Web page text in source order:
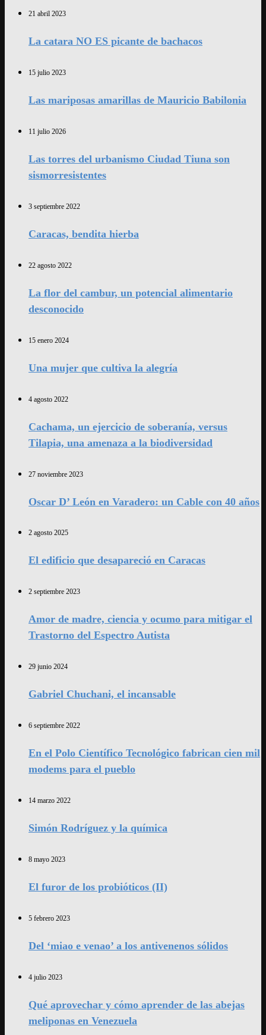
21 abril 2023
La catara NO ES picante de bachacos
15 julio 2023
Las mariposas amarillas de Mauricio Babilonia
11 julio 2026
Las torres del urbanismo Ciudad Tiuna son
sismorresistentes
3 septiembre 2022
Caracas, bendita hierba
22 agosto 2022
La flor del cambur, un potencial alimentario
desconocido
15 enero 2024
Una mujer que cultiva la alegría
4 agosto 2022
Cachama, un ejercicio de soberanía, versus
Tilapia, una amenaza a la biodiversidad
27 noviembre 2023
Oscar D’ León en Varadero: un Cable con 40 años
2 agosto 2025
El edificio que desapareció en Caracas
2 septiembre 2023
Amor de madre, ciencia y ocumo para mitigar el
Trastorno del Espectro Autista
29 junio 2024
Gabriel Chuchani, el incansable
6 septiembre 2022
En el Polo Científico Tecnológico fabrican cien mil
modems para el pueblo
14 marzo 2022
Simón Rodríguez y la química
8 mayo 2023
El furor de los probióticos (II)
5 febrero 2023
Del ‘miao e venao’ a los antivenenos sólidos
4 julio 2023
Qué aprovechar y cómo aprender de las abejas
meliponas en Venezuela